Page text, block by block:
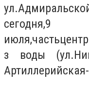
ул.
сегодня,9
июля,часть
з воды (ул.
Артиллерийская-